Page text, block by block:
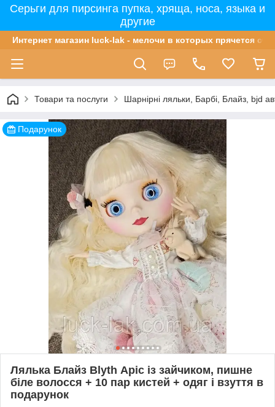
Серьги для пирсинга пупка, хряща, носа, языка и
другие
Интернет магазин luck-lak - мелочи в которых прячется
Товари та послуги Шарнірні ляльки, Барбі, Блайз, bjd
Подарунок
Лялька Блайз Blyth Аріс із зайчиком, пишне
біле волосся + 10 пар кистей + одяг і взуття в
подарунок